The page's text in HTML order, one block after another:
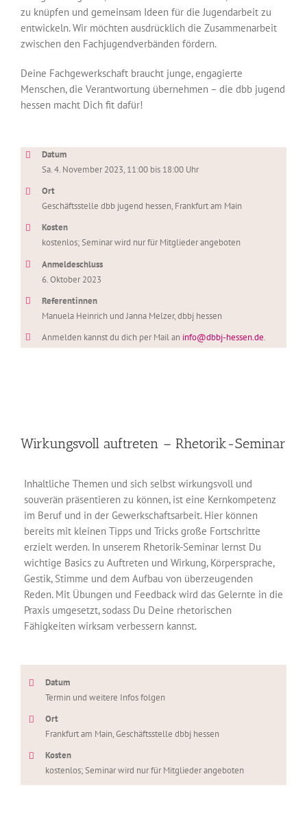
zu knüpfen und gemeinsam Ideen für die Jugendarbeit zu
entwickeln. Wir möchten ausdrücklich die Zusammenarbeit
zwischen den Fachjugendverbänden fördern.
Deine Fachgewerkschaft braucht junge, engagierte
Menschen, die Verantwortung übernehmen – die dbb jugend
hessen macht Dich fit dafür!
Datum
Sa. 4. November 2023, 11:00 bis 18:00 Uhr
Ort
Geschäftsstelle dbb jugend hessen, Frankfurt am Main
Kosten
kostenlos; Seminar wird nur für Mitglieder angeboten
Anmeldeschluss
6. Oktober 2023
Referentinnen
Manuela Heinrich und Janna Melzer, dbbj hessen
Anmelden kannst du dich per Mail an info@dbbj-hessen.de.
Wirkungsvoll auftreten – Rhetorik-Seminar
Inhaltliche Themen und sich selbst wirkungsvoll und
souverän präsentieren zu können, ist eine Kernkompetenz
im Beruf und in der Gewerkschaftsarbeit. Hier können
bereits mit kleinen Tipps und Tricks große Fortschritte
erzielt werden. In unserem Rhetorik-Seminar lernst Du
wichtige Basics zu Auftreten und Wirkung, Körpersprache,
Gestik, Stimme und dem Aufbau von überzeugenden
Reden. Mit Übungen und Feedback wird das Gelernte in die
Praxis umgesetzt, sodass Du Deine rhetorischen
Fähigkeiten wirksam verbessern kannst.
Datum
Termin und weitere Infos folgen
Ort
Frankfurt am Main, Geschäftsstelle dbbj hessen
Kosten
kostenlos; Seminar wird nur für Mitglieder angeboten